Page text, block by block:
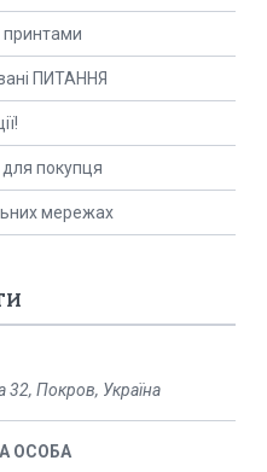
принтами
ПИТАННЯ
для покупця
мережах
32, Покров, Україна